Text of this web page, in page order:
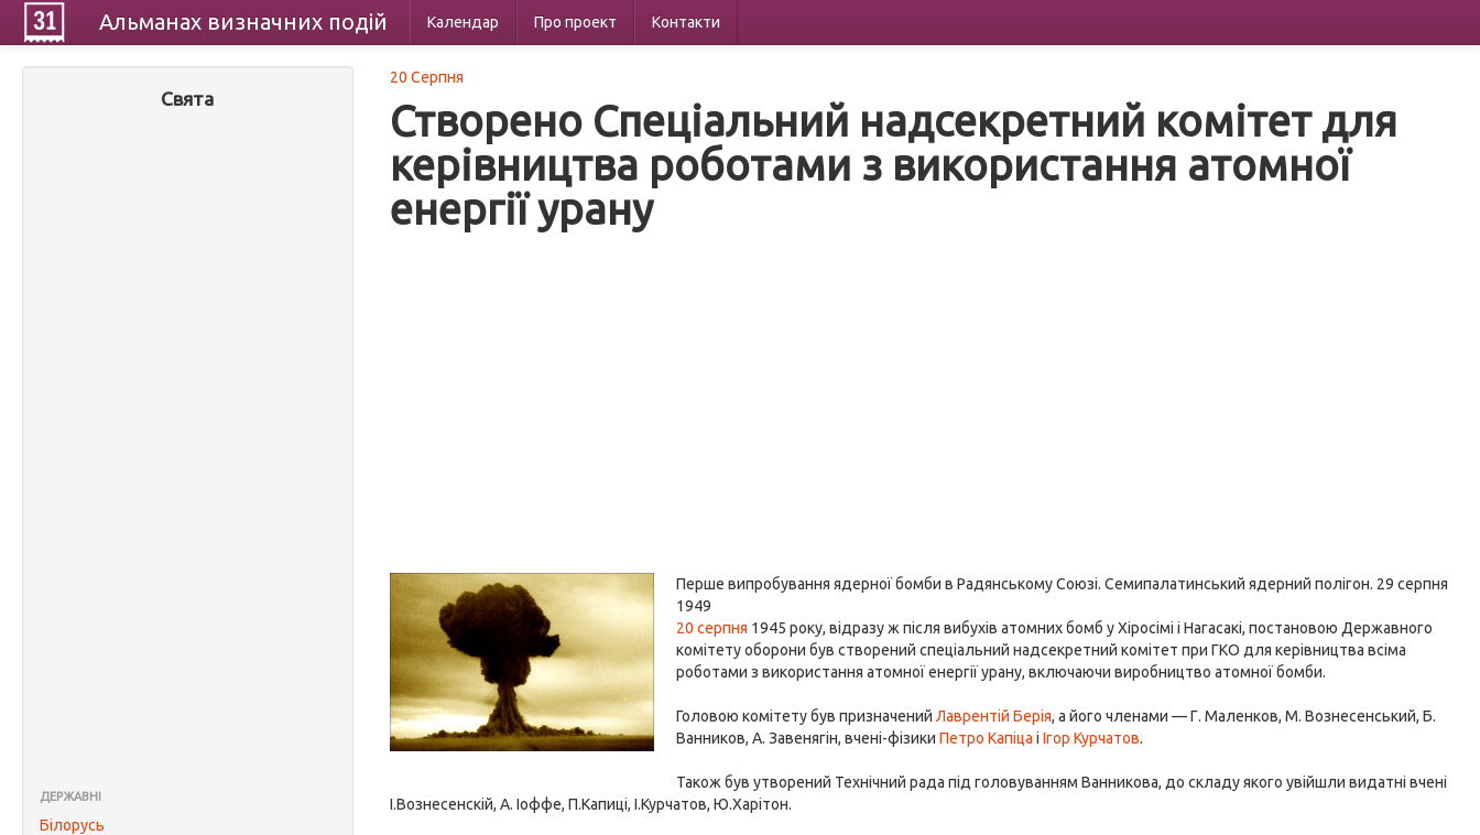
Альманах визначних подій Календар Про проект Контакти
Свята
ДЕРЖАВНІ
Білорусь
20 Серпня
Створено Спеціальний надсекретний комітет для
керівництва роботами з використання атомної
енергії урану
Перше випробування ядерної бомби в Радянському Союзі. Семипалатинський ядерний полігон. 29 серпня
1949
20 серпня 1945 року, відразу ж після вибухів атомних бомб у Хіросімі і Нагасакі, постановою Державного
комітету оборони був створений спеціальний надсекретний комітет при ГКО для керівництва всіма
роботами з використання атомної енергії урану, включаючи виробництво атомної бомби.
Головою комітету був призначенийЛаврентій Берія, а його членами — Г. Маленков, М. Вознесенський, Б.
Ванников, А. Завенягін, вчені-фізикиПетро Капіца іІгор Курчатов.
Також був утворений Технічний рада під головуванням Ванникова, до складу якого увійшли видатні вчені
І.Вознесенскій, А. Іоффе, П.Капиці, І.Курчатов, Ю.Харітон.